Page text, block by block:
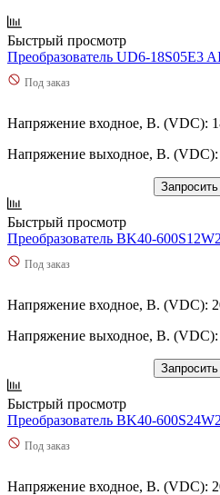
Быстрый просмотр
Преобразователь UD6-18S05E3
Под заказ
Напряжение входное, В. (VDC):
Напряжение выходное, В. (VDC):
Быстрый просмотр
Преобразователь BK40-
Под заказ
Напряжение входное, В. (VDC):
Напряжение выходное, В. (VDC):
Быстрый просмотр
Преобразователь BK40-
Под заказ
Напряжение входное, В. (VDC):